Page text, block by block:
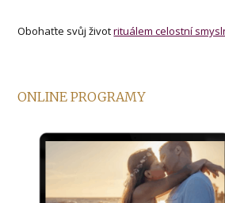
Obohaťte svůj životrituálem celostní
ONLINE PROGRAMY